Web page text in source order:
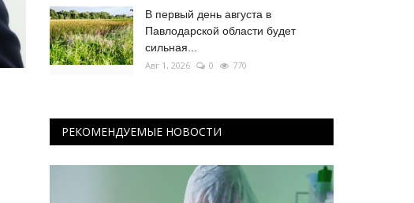
В первый день августа в
Павлодарской области будет
сильная...
Авг 1, 2026 0 770
РЕКОМЕНДУЕМЫЕ НОВОСТИ